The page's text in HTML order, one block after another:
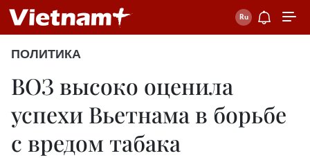
ПОЛИТИКА
ВОЗ высоко оценила
успехи Вьетнама в борьбе
с вредом табака